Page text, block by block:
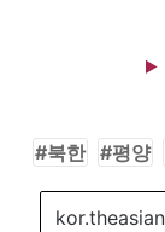
북한 평양